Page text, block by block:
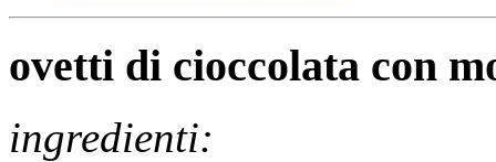
ovetti di cioccolata con
ingredienti: